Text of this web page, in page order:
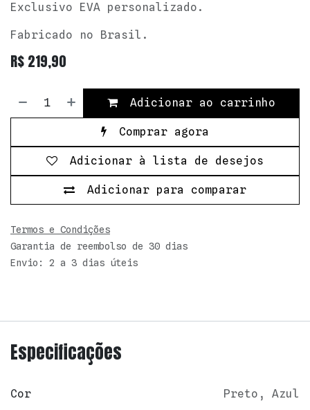
Exclusivo EVA personalizado.
Fabricado no Brasil.
R$219,90
Adicionar ao carrinho
Comprar agora
Adicionar para comparar
Adicionar à lista de desejos
Termos e Condições
Garantia de reembolso de 30 dias
Envio: 2 a 3 dias úteis
Especificações
Cor Preto , Azul